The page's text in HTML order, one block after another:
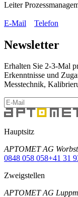
Leiter
E-Mail Telefon
Newsletter
Erhalten Sie 2-3-Mal
Erkenntnisse und
Messtechnik,
Hauptsitz
APTOMET AG
0848 058 058+41 31
Zweigstellen
APTOMET AG